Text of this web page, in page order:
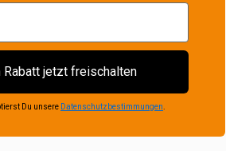
Rabatt jetzt freischalten
Du unsere Datenschutzbestimmungen